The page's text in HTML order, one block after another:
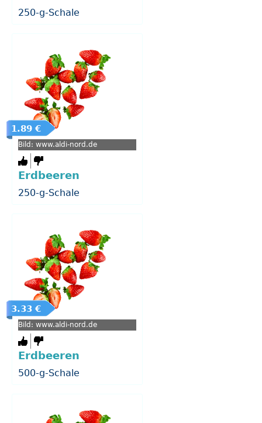
250-g-Schale
1.89 €
Bild: www.aldi-nord.de
Erdbeeren
250-g-Schale
3.33 €
Bild: www.aldi-nord.de
Erdbeeren
500-g-Schale